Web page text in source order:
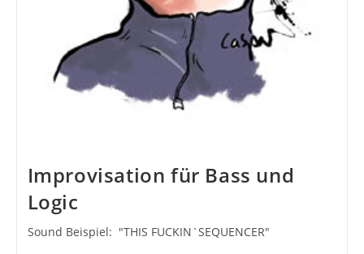
Improvisation für Bass und
Logic
Sound Beispiel: "THIS FUCKIN`SEQUENCER"